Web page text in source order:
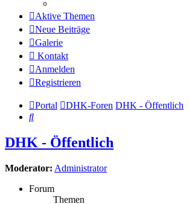
Aktive Themen
Neue Beiträge
Galerie
Kontakt
Anmelden
Registrieren
Portal DHK-Foren DHK - Öffentlich
Suche
DHK - Öffentlich
Moderator: Administrator
Forum
Themen